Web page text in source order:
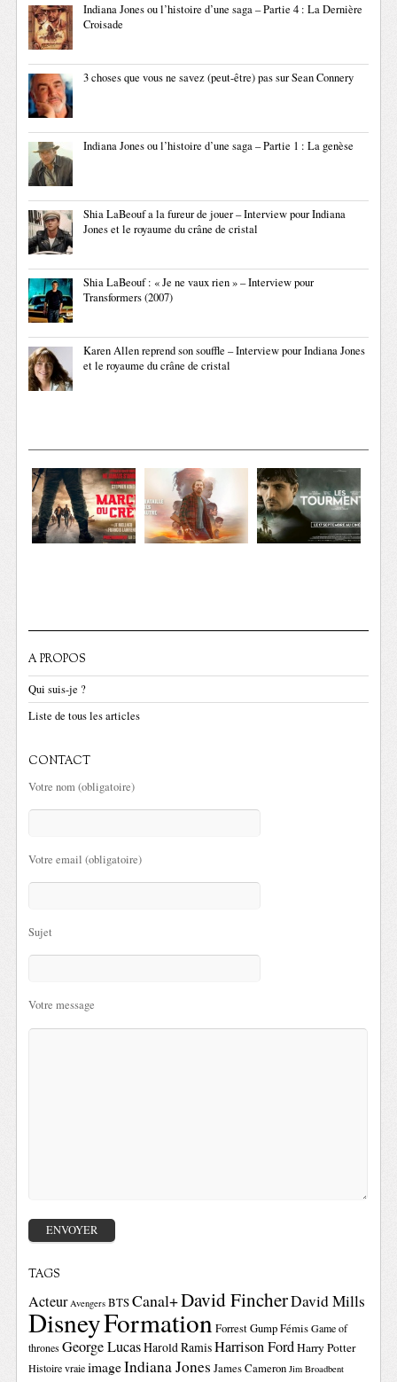
Indiana Jones ou l’histoire d’une saga – Partie 4 : La Dernière
Croisade
3 choses que vous ne savez (peut-être) pas sur Sean Connery
Indiana Jones ou l’histoire d’une saga – Partie 1 : La genèse
Shia LaBeouf a la fureur de jouer – Interview pour Indiana
Jones et le royaume du crâne de cristal
Shia LaBeouf : « Je ne vaux rien » – Interview pour
Transformers (2007)
Karen Allen reprend son souffle – Interview pour Indiana Jones
et le royaume du crâne de cristal
A PROPOS
Qui suis-je ?
Liste de tous les articles
CONTACT
Votre nom (obligatoire)
Votre email (obligatoire)
Sujet
Votre message
TAGS
Acteur Avengers BTSCanal+David FincherDavid Mills
DisneyFormation Forrest GumpFémis Game of
thrones George LucasHarold RamisHarrison FordHarry Potter
Histoire vraie imageIndiana Jones James Cameron Jim Broadbent